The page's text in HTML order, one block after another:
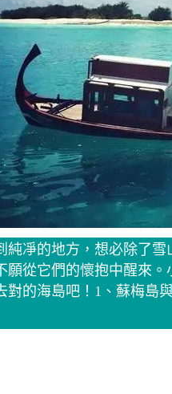
純凈的地方，想必除了
願從它們的懷抱中醒來
對的海島吧！1、蘇梅島